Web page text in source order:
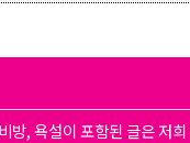
방, 욕설이 포함된 글은 저